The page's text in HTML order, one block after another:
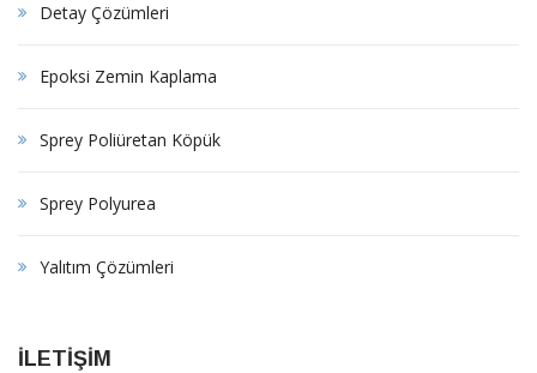
Detay Çözümleri
Epoksi Zemin Kaplama
Sprey Poliüretan Köpük
Sprey Polyurea
Yalıtım Çözümleri
İLETİŞİM